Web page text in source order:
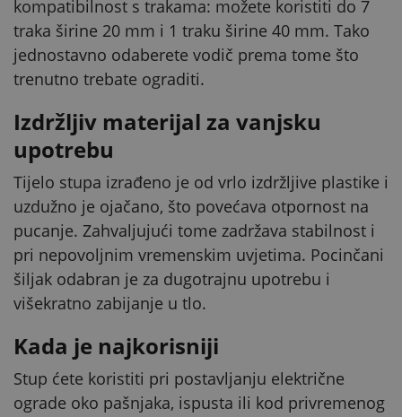
kompatibilnost s trakama: možete koristiti do 7
traka širine 20 mm i 1 traku širine 40 mm. Tako
jednostavno odaberete vodič prema tome što
trenutno trebate ograditi.
Izdržljiv materijal za vanjsku
upotrebu
Tijelo stupa izrađeno je od vrlo izdržljive plastike i
uzdužno je ojačano, što povećava otpornost na
pucanje. Zahvaljujući tome zadržava stabilnost i
pri nepovoljnim vremenskim uvjetima. Pocinčani
šiljak odabran je za dugotrajnu upotrebu i
višekratno zabijanje u tlo.
Kada je najkorisniji
Stup ćete koristiti pri postavljanju električne
ograde oko pašnjaka, ispusta ili kod privremenog